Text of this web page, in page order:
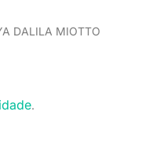
DALILA MIOTTO
.